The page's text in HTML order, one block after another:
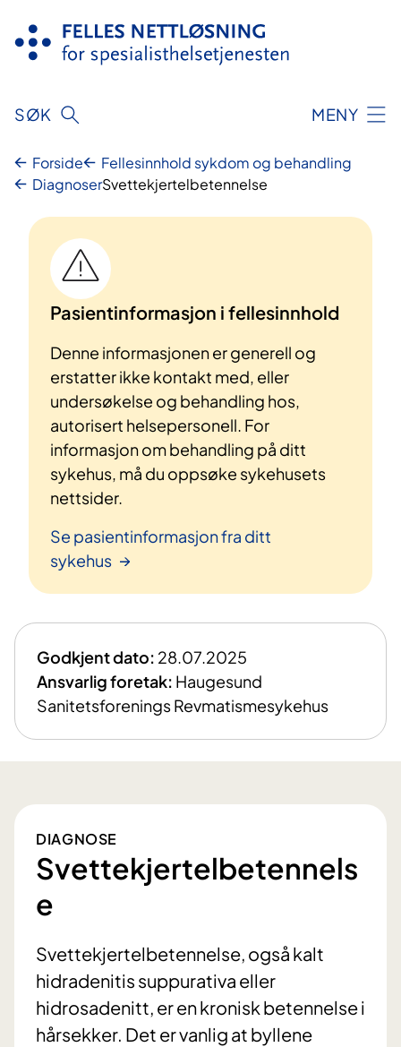
innhold
SØK MENY
Forside
Fellesinnhold sykdom og behandling
DiagnoserSvettekjertelbetennelse
Pasientinformasjon i fellesinnhold
Denne informasjonen er generell og
erstatter ikke kontakt med, eller
undersøkelse og behandling hos,
autorisert helsepersonell. For
informasjon om behandling på ditt
sykehus, må du oppsøke sykehusets
nettsider.
Se pasientinformasjon fra ditt
sykehus
Godkjent dato: 28.07.2025
Ansvarlig foretak: Haugesund
Sanitetsforenings Revmatismesykehus
DIAGNOSE
Svettekjertelbetennels
e
Svettekjertelbetennelse, også kalt
hidradenitis suppurativa eller
hidrosadenitt, er en kronisk betennelse i
hårsekker. Det er vanlig at byllene